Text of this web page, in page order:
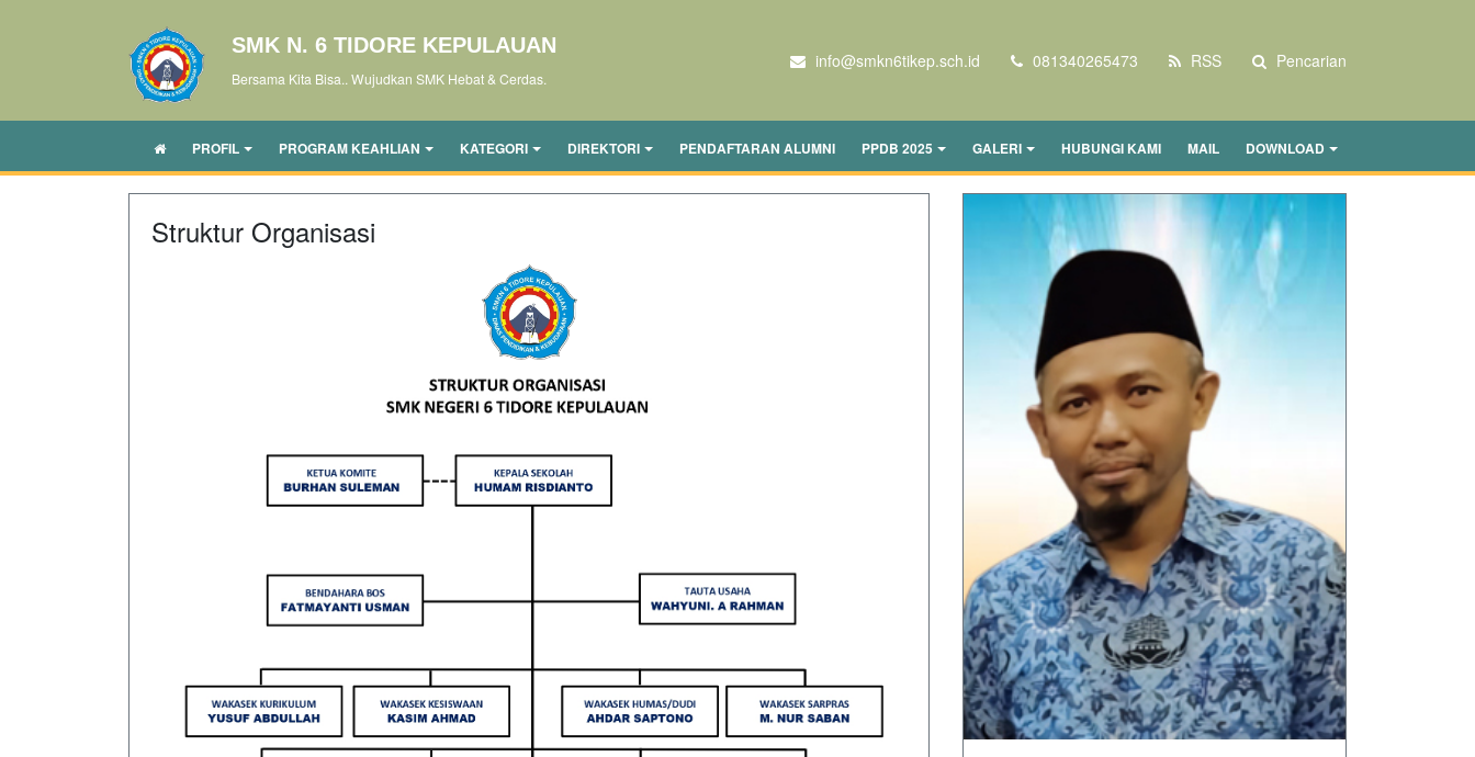
SMK N. 6 TIDORE KEPULAUAN
Bersama Kita Bisa.. Wujudkan SMK Hebat & Cerdas.
info@smkn6tikep.sch.id 081340265473 RSS Pencarian
PROFIL PROGRAM KEAHLIAN KATEGORI DIREKTORI PENDAFTARAN ALUMNI PPDB 2025 GALERI HUBUNGI KAMI MAIL DOWNLOAD
Struktur Organisasi